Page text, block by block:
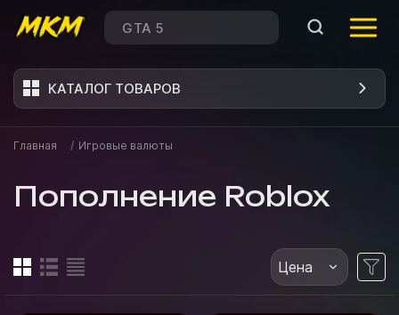
КАТАЛОГ ТОВАРОВ
Главная / Игровые валюты
Пополнение Roblox
Цена